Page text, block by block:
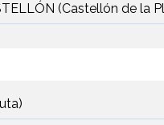
(Castellón de la